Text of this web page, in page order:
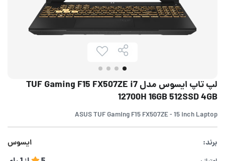
لپ تاپ ایسوس مدل TUF Gaming F15 FX507ZE i7
12700H 16GB 512SSD 4GB
ASUS TUF Gaming F15 FX507ZE - 15 inch Laptop
برند: ایسوس